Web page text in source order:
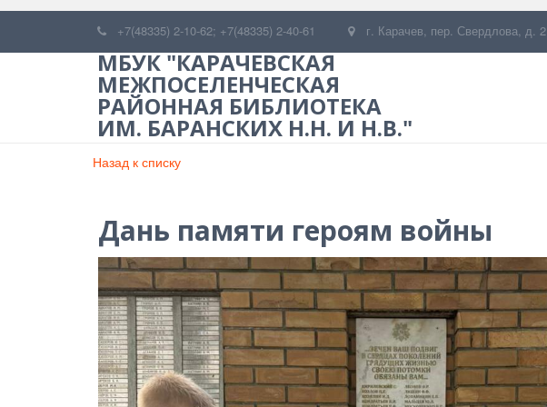
+7(48335) 2-10-62; +7(48335) 2-40-61 г. Карачев, пер. Свердлова, д. 2
МБУК "КАРАЧЕВСКАЯ
МЕЖПОСЕЛЕНЧЕСКАЯ
РАЙОННАЯ БИБЛИОТЕКА
ИМ. БАРАНСКИХ Н.Н. И Н.В."
Назад к списку
Дань памяти героям войны